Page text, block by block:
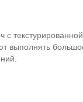
выполнять